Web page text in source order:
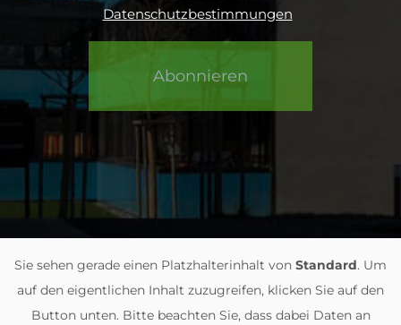
Datenschutzbestimmungen
Sie sehen gerade einen Platzhalterinhalt von Standard. Um
auf den eigentlichen Inhalt zuzugreifen, klicken Sie auf den
Button unten. Bitte beachten Sie, dass dabei Daten an